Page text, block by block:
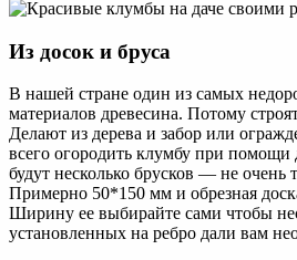
Из досок и бруса
В нашей стране один из самых
материалов древесина. Потому
Делают из дерева и забор или
всего огородить клумбу при
будут несколько брусков — не
Примерно 50*150 мм и обрезная
Ширину ее выбирайте сами чтобы
установленных на ребро дали вам